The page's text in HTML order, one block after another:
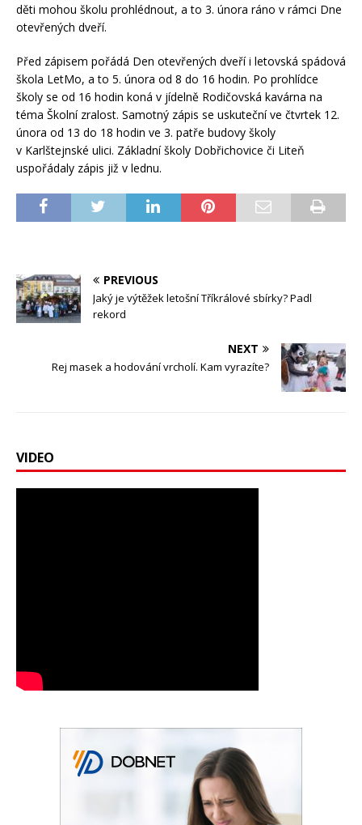
děti mohou školu prohlédnout, a to 3. února ráno v rámci Dne
otevřených dveří.
Před zápisem pořádá Den otevřených dveří i letovská spádová
škola LetMo, a to 5. února od 8 do 16 hodin. Po prohlídce
školy se od 16 hodin koná v jídelně Rodičovská kavárna na
téma Školní zralost. Samotný zápis se uskuteční ve čtvrtek 12.
února od 13 do 18 hodin ve 3. patře budovy školy
v Karlštejnské ulici. Základní školy Dobřichovice či Liteň
uspořádaly zápis již v lednu.
PREVIOUS
Jaký je výtěžek letošní Tříkrálové sbírky? Padl
rekord
NEXT
Rej masek a hodování vrcholí. Kam vyrazíte?
VIDEO